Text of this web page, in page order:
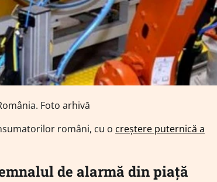
Foto arhivă
români, cu o creștere puternică a
de alarmă din piață